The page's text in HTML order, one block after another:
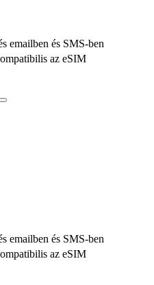
emailben és SMS-ben
az eSIM
emailben és SMS-ben
az eSIM